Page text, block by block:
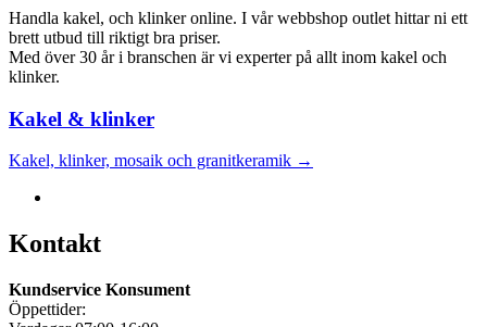
Handla kakel, och klinker online. I vår webbshop outlet hittar ni ett
brett utbud till riktigt bra priser.
Med över 30 år i branschen är vi experter på allt inom kakel och
klinker.
Kakel & klinker
Kakel, klinker, mosaik och granitkeramik →
Kontakt
Kundservice Konsument
Öppettider: